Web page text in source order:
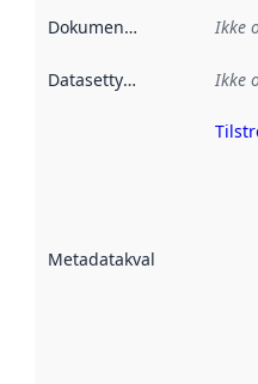
Dokumentasjon Ikke
Datasettype Ikke
Metadatakvalitet